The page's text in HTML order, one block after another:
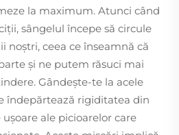
la maximum. Atunci când
sângelul începe să circule
noștri, ceea ce înseamnă că
și ne putem răsuci mai
Gândește-te la acele
îndepărtează rigiditatea din
ale picioarelor care